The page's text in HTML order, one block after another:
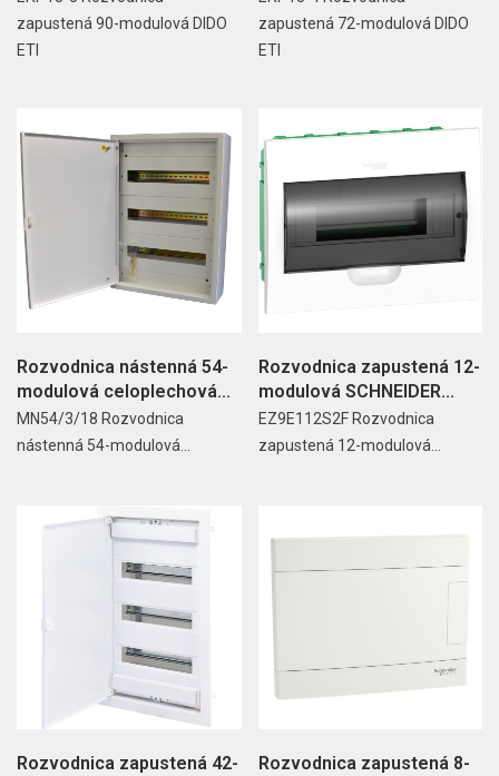
zapustená 90-modulová DIDO
ETI
zapustená 72-modulová DIDO
ETI
Rozvodnica nástenná 54-
modulová celoplechová...
MN54/3/18 Rozvodnica
nástenná 54-modulová...
Rozvodnica zapustená 12-
modulová SCHNEIDER...
EZ9E112S2F Rozvodnica
zapustená 12-modulová...
Rozvodnica zapustená 42-
Rozvodnica zapustená 8-